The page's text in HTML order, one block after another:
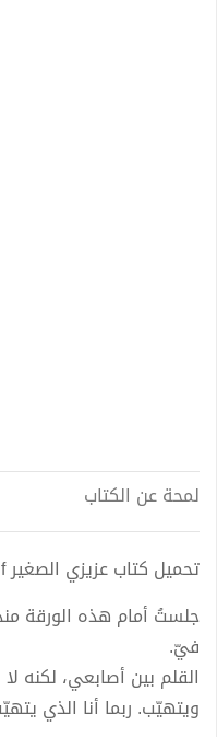
لمحة عن الكتاب
تحميل كتاب عزيزي الصغير pdf الكاتب معتز هيثم كرم
جلستُ أمام هذه الورقة
فيّ.
القلم بين أصابعي، لكنه
ويتهيّب. ربما أنا الذي